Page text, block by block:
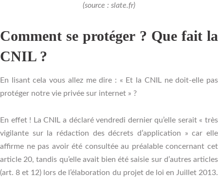
(source : slate.fr)
Comment se protéger ? Que fait la
CNIL ?
En lisant cela vous allez me dire : « Et la CNIL ne doit-elle pas
protéger notre vie privée sur internet » ?
En effet ! La CNIL a déclaré vendredi dernier qu’elle serait « très
vigilante sur la rédaction des décrets d’application » car elle
affirme ne pas avoir été consultée au préalable concernant cet
article 20, tandis qu’elle avait bien été saisie sur d’autres articles
(art. 8 et 12) lors de l’élaboration du projet de loi en Juillet 2013.